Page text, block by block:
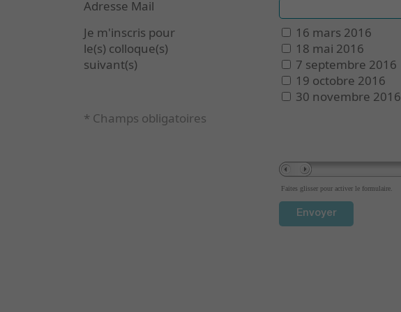
Adresse Mail
Je m'inscris pour
le(s) colloque(s)
suivant(s)
16 mars 2016
18 mai 2016
7 septembre 2016
19 octobre 2016
30 novembre 2016
* Champs obligatoires
Faites glisser pour activer le formulaire.